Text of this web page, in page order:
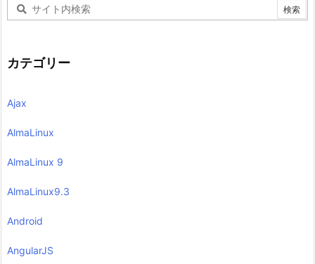
カテゴリー
Ajax
AlmaLinux
AlmaLinux 9
AlmaLinux9.3
Android
AngularJS